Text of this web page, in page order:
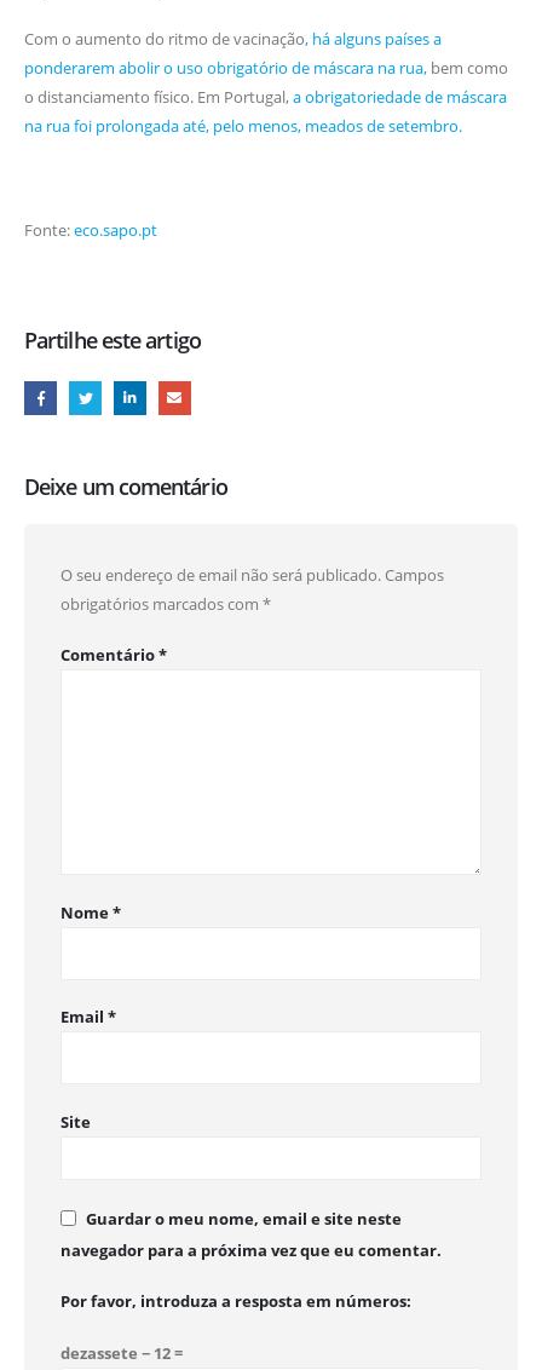
Com o aumento do ritmo de vacinação, há alguns países a
ponderarem abolir o uso obrigatório de máscara na rua, bem como
o distanciamento físico. Em Portugal,a obrigatoriedade de máscara
na rua foi prolongada até, pelo menos, meados de setembro.
Fonte:eco.sapo.pt
Partilhe este artigo
Deixe um comentário
O seu endereço de email não será publicado. Campos
obrigatórios marcados com *
Comentário*
Nome*
Email *
Site
Guardar o meu nome, email e site neste
navegador para a próxima vez que eu comentar.
Por favor, introduza a resposta em números:
dezassete − 12 =